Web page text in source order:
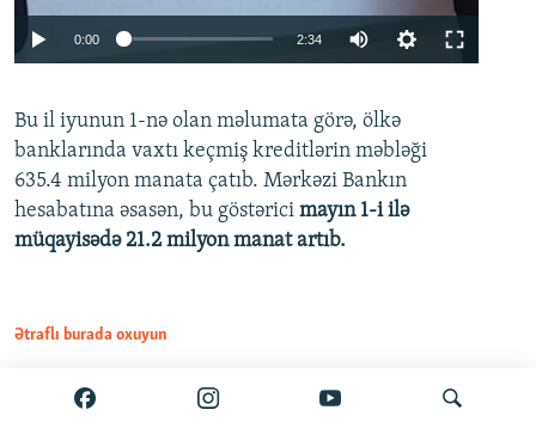
0:00 2:34
360p
480p
720p
Bu il iyunun 1-nə olan məlumata görə, ölkə
banklarında vaxtı keçmiş kreditlərin məbləği
635.4 milyon manata çatıb. Mərkəzi Bankın
hesabatına əsasən, bu göstərici mayın 1-i ilə
müqayisədə 21.2 milyon manat artıb.
Ətraflı burada oxuyun